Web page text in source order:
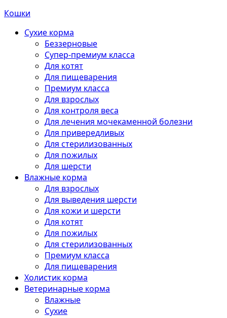
Кошки
Сухие корма
Беззерновые
Супер-премиум класса
Для котят
Для пищеварения
Премиум класса
Для взрослых
Для контроля веса
Для лечения мочекаменной болезни
Для привередливых
Для стерилизованных
Для пожилых
Для шерсти
Влажные корма
Для взрослых
Для выведения шерсти
Для кожи и шерсти
Для котят
Для пожилых
Для стерилизованных
Премиум класса
Для пищеварения
Холистик корма
Ветеринарные корма
Влажные
Сухие